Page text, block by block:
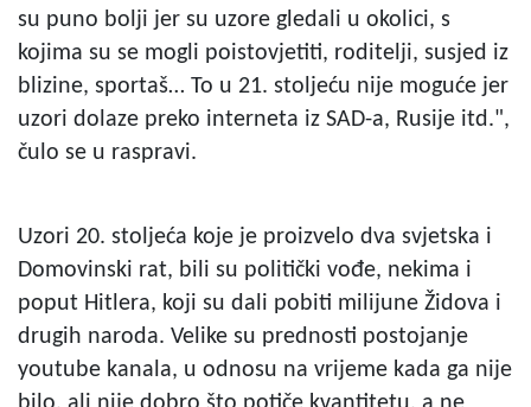
su puno bolji jer su uzore gledali u okolici, s
kojima su se mogli poistovjetiti, roditelji, susjed iz
blizine, sportaš… To u 21. stoljeću nije moguće jer
uzori dolaze preko interneta iz SAD-a, Rusije itd.",
čulo se u raspravi.
Uzori 20. stoljeća koje je proizvelo dva svjetska i
Domovinski rat, bili su politički vođe, nekima i
poput Hitlera, koji su dali pobiti milijune Židova i
drugih naroda. Velike su prednosti postojanje
youtube kanala, u odnosu na vrijeme kada ga nije